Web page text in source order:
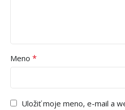
Meno *
Uložiť moje meno, e-mail a